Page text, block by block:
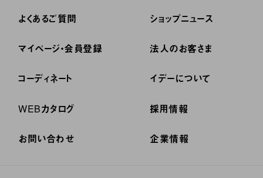
よくあるご質問
マイページ・会員登録
コーディネート
WEBカタログ
お問い合わせ
ショップニュース
法人のお客さま
イデーについて
採用情報
企業情報